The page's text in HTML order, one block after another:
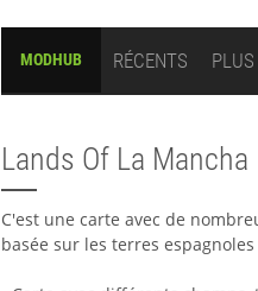
MODHUB RÉCENTS
Lands Of La Mancha
C'est une carte avec de
basée sur les terres